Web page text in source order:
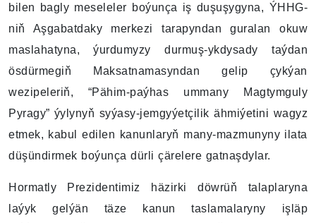
bilen bagly meseleler boýunça iş duşuşygyna, ÝHHG-
niň Aşgabatdaky merkezi tarapyndan guralan okuw
maslahatyna, ýurdumyzy durmuş-ykdysady taýdan
ösdürmegiň Maksatnamasyndan gelip çykýan
wezipeleriň, “Pähim-paýhas ummany Magtymguly
Pyragy” ýylynyň syýasy-jemgyýetçilik ähmiýetini wagyz
etmek, kabul edilen kanunlaryň many-mazmunyny ilata
düşündirmek boýunça dürli çärelere gatnaşdylar.
Hormatly Prezidentimiz häzirki döwrüň talaplaryna
laýyk gelýän täze kanun taslamalaryny işläp